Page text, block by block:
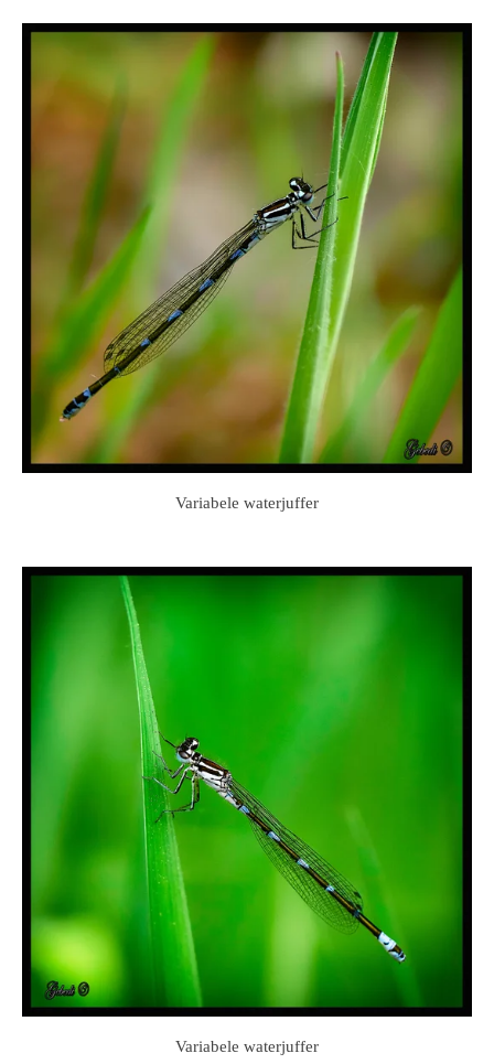
Variabele waterjuffer
Variabele waterjuffer